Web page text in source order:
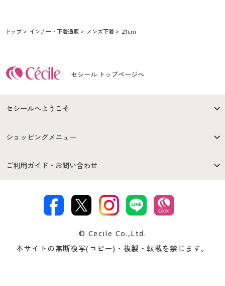
トップ インナー・下着通販 メンズ下着 21cm
セシール トップページへ
セシールへようこそ
はじめての方へ
セシールご利用規約
著作権・商標について 会社案内
ショッピングメニュー
商品カテゴリ
プレゼント＆キャンペーン サイトマップ
ご利用ガイド・お問い合わせ
交換・返品は お支払は
ついて
忘れの場合
© Cecile Co.,Ltd.
本サイトの無断複写(コピー)・複製・転載を禁じます。